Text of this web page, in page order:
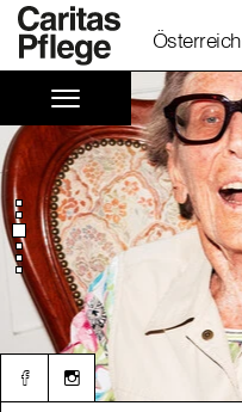
Österreich